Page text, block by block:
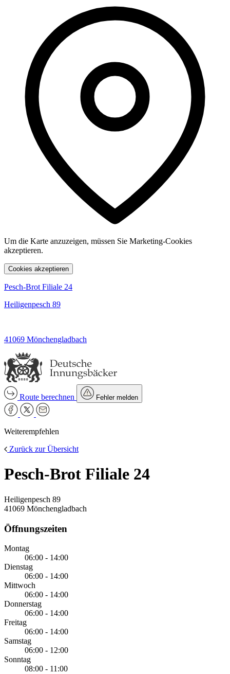
Um die Karte anzuzeigen, müssen Sie Marketing-Cookies
akzeptieren.
Cookies akzeptieren
Pesch-Brot Filiale 24
Heiligenpesch 89
41069 Mönchengladbach
Route berechnen Fehler melden
Weiterempfehlen
Zurück zur Übersicht
Pesch-Brot Filiale 24
Heiligenpesch 89
41069 Mönchengladbach
Öffnungszeiten
Montag
06:00 - 14:00
Dienstag
06:00 - 14:00
Mittwoch
06:00 - 14:00
Donnerstag
06:00 - 14:00
Freitag
06:00 - 14:00
Samstag
06:00 - 12:00
Sonntag
08:00 - 11:00